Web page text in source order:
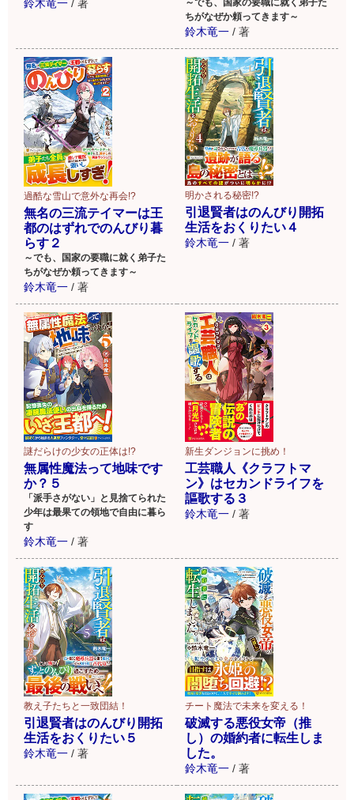
鈴木竜一 / 著
ちがなぜか頼ってきます～
鈴木竜一 / 著
過酷な雪山で意外な再会!?
無名の三流テイマーは王
都のはずれでのんびり暮
らす２
～でも、国家の要職に就く弟子た
ちがなぜか頼ってきます～
鈴木竜一 / 著
明かされる秘密!?
引退賢者はのんびり開拓
生活をおくりたい４
鈴木竜一 / 著
謎だらけの少女の正体は!?
無属性魔法って地味です
か？５
「派手さがない」と見捨てられた
少年は最果ての領地で自由に暮ら
す
鈴木竜一 / 著
新生ダンジョンに挑め！
工芸職人《クラフトマ
ン》はセカンドライフを
謳歌する３
鈴木竜一 / 著
教え子たちと一致団結！
引退賢者はのんびり開拓
生活をおくりたい５
鈴木竜一 / 著
チート魔法で未来を変える！
破滅する悪役女帝（推
し）の婚約者に転生しま
した。
鈴木竜一 / 著